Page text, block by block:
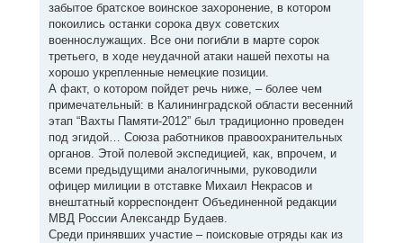
забытое братское воинское захоронение, в котором
покоились останки сорока двух советских
военнослужащих. Все они погибли в марте сорок
третьего, в ходе неудачной атаки нашей пехоты на
хорошо укрепленные немецкие позиции.
А факт, о котором пойдет речь ниже, – более чем
примечательный: в Калининградской области весенний
этап “Вахты Памяти-2012” был традиционно проведен
под эгидой… Союза работников правоохранительных
органов. Этой полевой экспедицией, как, впрочем, и
всеми предыдущими аналогичными, руководили
офицер милиции в отставке Михаил Некрасов и
внештатный корреспондент Объединенной редакции
МВД России Александр Будаев.
Среди принявших участие – поисковые отряды как из